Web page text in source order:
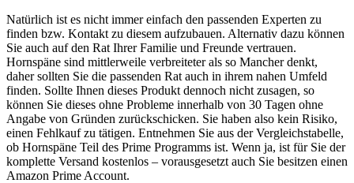
Natürlich ist es nicht immer einfach den passenden Experten zu
finden bzw. Kontakt zu diesem aufzubauen. Alternativ dazu können
Sie auch auf den Rat Ihrer Familie und Freunde vertrauen.
Hornspäne sind mittlerweile verbreiteter als so Mancher denkt,
daher sollten Sie die passenden Rat auch in ihrem nahen Umfeld
finden. Sollte Ihnen dieses Produkt dennoch nicht zusagen, so
können Sie dieses ohne Probleme innerhalb von 30 Tagen ohne
Angabe von Gründen zurückschicken. Sie haben also kein Risiko,
einen Fehlkauf zu tätigen. Entnehmen Sie aus der Vergleichstabelle,
ob Hornspäne Teil des Prime Programms ist. Wenn ja, ist für Sie der
komplette Versand kostenlos – vorausgesetzt auch Sie besitzen einen
Amazon Prime Account.